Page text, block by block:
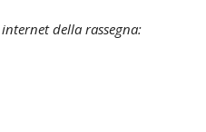
della rassegna: